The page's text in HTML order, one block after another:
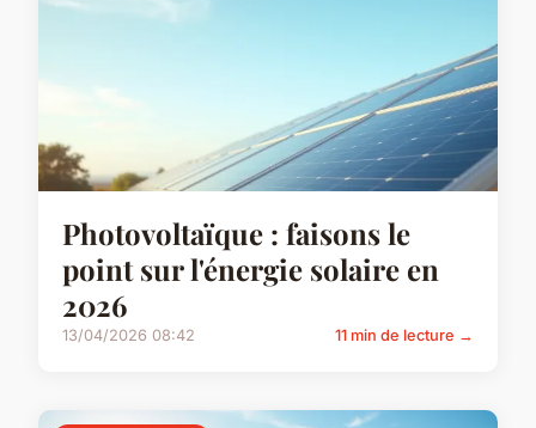
Photovoltaïque : faisons le
point sur l'énergie solaire en
2026
13/04/2026 08:42 11 min de lecture →